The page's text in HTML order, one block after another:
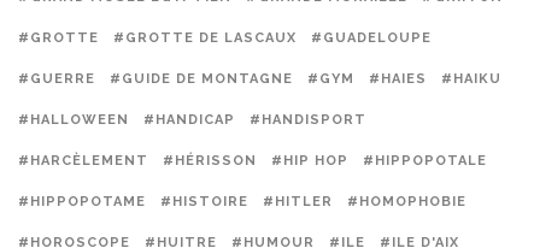
#GROTTE #GROTTE DE LASCAUX #GUADELOUPE
#GUERRE #GUIDE DE MONTAGNE #GYM #HAIES #HAIKU
#HALLOWEEN #HANDICAP #HANDISPORT
#HARCÈLEMENT #HÉRISSON #HIP HOP #HIPPOPOTALE
#HIPPOPOTAME #HISTOIRE #HITLER #HOMOPHOBIE
#HOROSCOPE #HUITRE #HUMOUR #ILE #ILE D'AIX